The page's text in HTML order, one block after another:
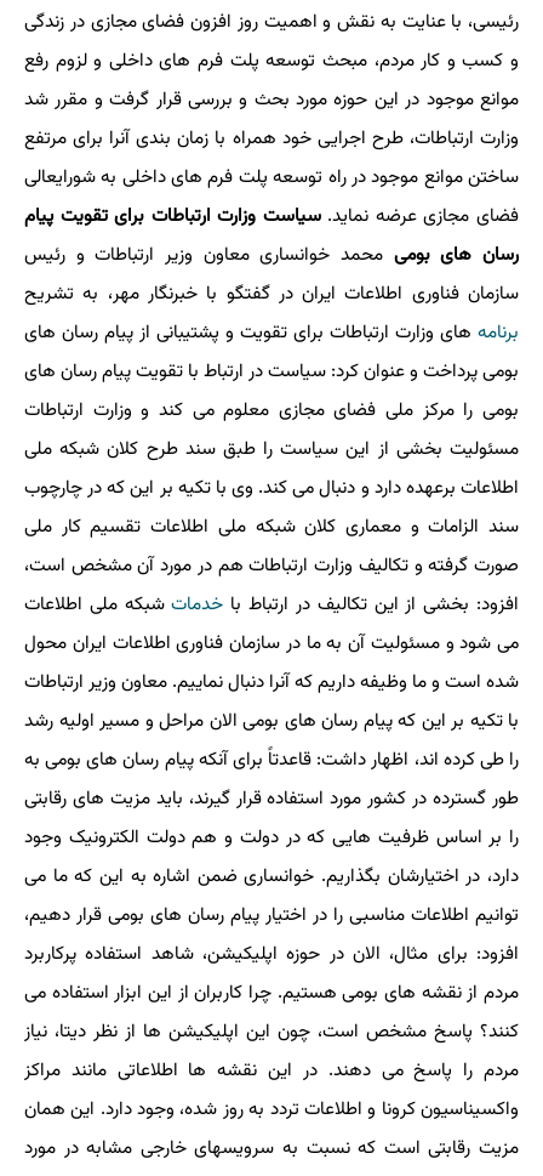
رئیسی، با عنایت به نقش و اهمیت روز افزون فضای مجازی در زندگی
و کسب و کار مردم، مبحث توسعه پلت فرم های داخلی و لزوم رفع
موانع موجود در این حوزه مورد بحث و بررسی قرار گرفت و مقرر شد
وزارت ارتباطات، طرح اجرایی خود همراه با زمان بندی آنرا برای مرتفع
ساختن موانع موجود در راه توسعه پلت فرم های داخلی به شورایعالی
فضای مجازی عرضه نماید.سیاست وزارت ارتباطات برای تقویت پیام
رسان های بومی محمد خوانساری معاون وزیر ارتباطات و رئیس
سازمان فناوری اطلاعات ایران در گفتگو با خبرنگار مهر، به تشریح
برنامه های وزارت ارتباطات برای تقویت و پشتیبانی از پیام رسان های
بومی پرداخت و عنوان کرد: سیاست در ارتباط با تقویت پیام رسان های
بومی را مرکز ملی فضای مجازی معلوم می کند و وزارت ارتباطات
مسئولیت بخشی از این سیاست را طبق سند طرح کلان شبکه ملی
اطلاعات برعهده دارد و دنبال می کند. وی با تکیه بر این که در چارچوب
سند الزامات و معماری کلان شبکه ملی اطلاعات تقسیم کار ملی
صورت گرفته و تکالیف وزارت ارتباطات هم در مورد آن مشخص است،
افزود: بخشی از این تکالیف در ارتباط با خدماتشبکه ملی اطلاعات
می شود و مسئولیت آن به ما در سازمان فناوری اطلاعات ایران محول
شده است و ما وظیفه داریم که آنرا دنبال نماییم. معاون وزیر ارتباطات
با تکیه بر این که پیام رسان های بومی الان مراحل و مسیر اولیه رشد
را طی کرده اند، اظهار داشت: قاعدتاً برای آنکه پیام رسان های بومی به
طور گسترده در کشور مورد استفاده قرار گیرند، باید مزیت های رقابتی
را بر اساس ظرفیت هایی که در دولت و هم دولت الکترونیک وجود
دارد، در اختیارشان بگذاریم. خوانساری ضمن اشاره به این که ما می
توانیم اطلاعات مناسبی را در اختیار پیام رسان های بومی قرار دهیم،
افزود: برای مثال، الان در حوزه اپلیکیشن، شاهد استفاده پرکاربرد
مردم از نقشه های بومی هستیم. چرا کاربران از این ابزار استفاده می
کنند؟ پاسخ مشخص است، چون این اپلیکیشن ها از نظر دیتا، نیاز
مردم را پاسخ می دهند. در این نقشه ها اطلاعاتی مانند مراکز
واکسیناسیون کرونا و اطلاعات تردد به روز شده، وجود دارد. این همان
مزیت رقابتی است که نسبت به سرویسهای خارجی مشابه در مورد